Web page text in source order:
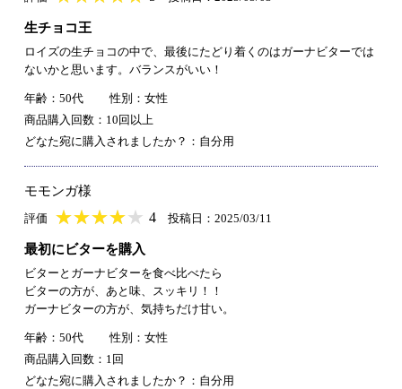
生チョコ王
ロイズの生チョコの中で、最後にたどり着くのはガーナビターでは
ないかと思います。バランスがいい！
年齢：50代
性別：女性
商品購入回数：10回以上
どなた宛に購入されましたか？：自分用
モモンガ様
評価 ★★★★★
★★★★★ 4 投稿日：2025/03/11
最初にビターを購入
ビターとガーナビターを食べ比べたら
ビターの方が、あと味、スッキリ！！
ガーナビターの方が、気持ちだけ甘い。
年齢：50代
性別：女性
商品購入回数：1回
どなた宛に購入されましたか？：自分用